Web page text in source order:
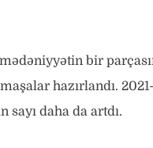
bir
hazırlandı.
sayı daha da artdı.